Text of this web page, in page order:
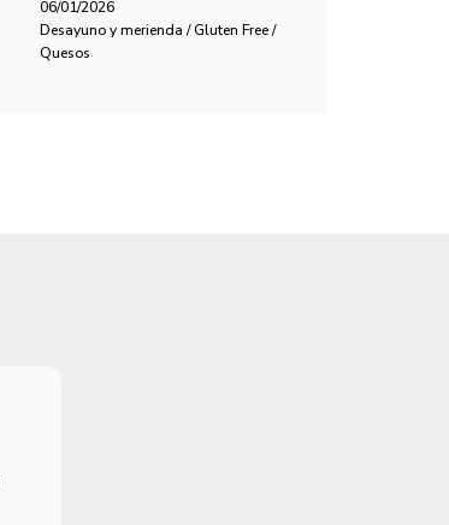
06/01/2026
Desayuno y merienda / Gluten Free /
Quesos